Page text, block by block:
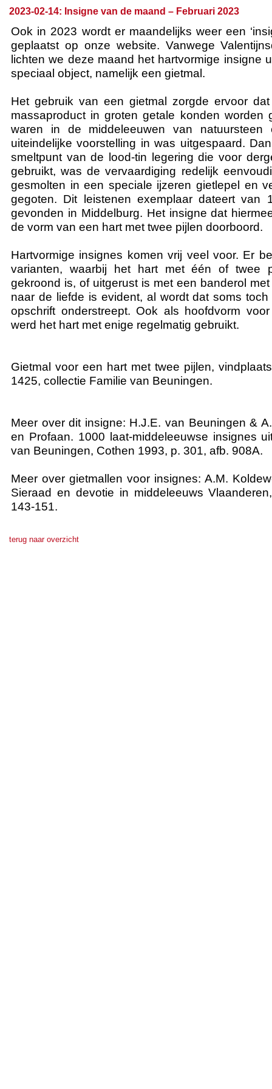
2023-02-14: Insigne van de maand – Februari 2023
Ook in 2023 wordt er maandelijks weer een
geplaatst op onze website. Vanwege
lichten we deze maand het hartvormige insigne
speciaal object, namelijk een gietmal.
Het gebruik van een gietmal zorgde ervoor
massaproduct in groten getale konden worden
waren in de middeleeuwen van
uiteindelijke voorstelling in was uitgespaard.
smeltpunt van de lood-tin legering die voor
gebruikt, was de vervaardiging redelijk
gesmolten in een speciale ijzeren gietlepel en
gegoten. Dit leistenen exemplaar dateert van
gevonden in Middelburg. Het insigne dat
de vorm van een hart met twee pijlen doorboord.
Hartvormige insignes komen vrij veel voor. Er
varianten, waarbij het hart met één of twee
gekroond is, of uitgerust is met een banderol
naar de liefde is evident, al wordt dat soms
opschrift onderstreept. Ook als hoofdvorm
werd het hart met enige regelmatig gebruikt.
Gietmal voor een hart met twee pijlen,
1425, collectie Familie van Beuningen.
Meer over dit insigne: H.J.E. van Beuningen &
en Profaan. 1000 laat-middeleeuwse insignes
van Beuningen, Cothen 1993, p. 301, afb. 908A.
Meer over gietmallen voor insignes: A.M.
Sieraad en devotie in middeleeuws
143-151.
terug naar overzicht